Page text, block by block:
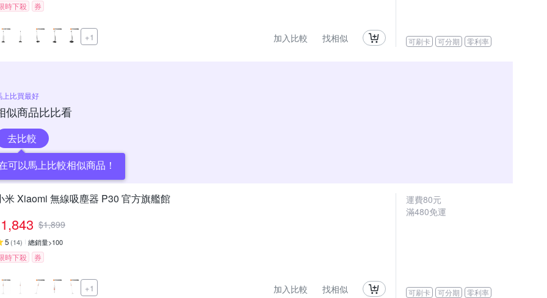
時下殺 券
+1 加入比較 找相似 可刷卡 可分期 零利率
上比買最好
似商品比比看
去比較
可以馬上比較相似商品！
米 Xiaomi 無線吸塵器 P30 官方旗艦館
1,843 $1,899
5 (14) 總銷量>100
時下殺 券
+1 加入比較 找相似
運費80元
滿480免運
可刷卡 可分期 零利率